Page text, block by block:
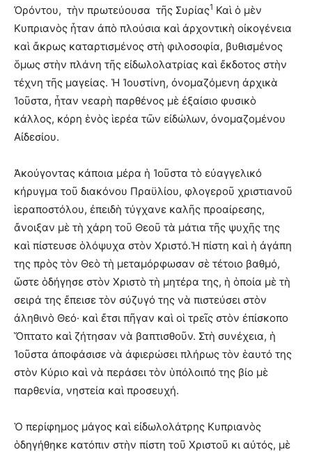
Ὀρόντου, τὴν πρωτεύουσα τῆς Συρίας1 Καὶ ὁ μὲν
Κυπριανὸς ἦταν ἀπὸ πλούσια καὶ ἀρχοντικὴ οἰκογένεια
καὶ ἄκρως καταρτισμένος στὴ φιλοσοφία, βυθισμένος
ὅμως στὴν πλάνη τῆς εἰδωλολατρίας καὶ ἔκδοτος στὴν
τέχνη τῆς μαγείας. Ἡ Ἰουστίνη, ὀνομαζόμενη ἀρχικὰ
Ἰοῦστα, ἦταν νεαρὴ παρθένος μὲ ἐξαίσιο φυσικὸ
κάλλος, κόρη ἑνὸς ἱερέα τῶν εἰδώλων, ὀνομαζομένου
Αἰδεσίου.
Ἀκούγοντας κάποια μέρα ἡ Ἰοῦστα τὸ εὐαγγελικό
κήρυγμα τοῦ διακόνου Πραϋλίου, φλογεροῦ χριστιανοῦ
ἱεραποστόλου, ἐπειδὴ τύγχανε καλῆς προαίρεσης,
ἄνοιξαν μὲ τὴ χάρη τοῦ Θεοῦ τὰ μάτια τῆς ψυχῆς της
καὶ πίστευσε ὁλόψυχα στὸν Χριστό.Ἡ πίστη καὶ ἡ ἀγάπη
της πρὸς τὸν Θεὸ τὴ μεταμόρφωσαν σὲ τέτοιο βαθμό,
ὥστε ὁδήγησε στὸν Χριστὸ τὴ μητέρα της, ἡ ὁποία μὲ τὴ
σειρά της ἔπεισε τὸν σύζυγό της νὰ πιστεύσει στὸν
ἀληθινὸ Θεό· καὶ ἔτσι πῆγαν καὶ οἱ τρεῖς στὸν ἐπίσκοπο
Ὅπτατο καὶ ζήτησαν νὰ βαπτισθοῦν. Στὴ συνέχεια, ἡ
Ἰοῦστα ἀποφάσισε νὰ ἀφιερώσει πλήρως τὸν ἑαυτό της
στὸν Κύριο καὶ νὰ περάσει τὸν ὑπόλοιπό της βίο μὲ
παρθενία, νηστεία καὶ προσευχή.
Ὁ περίφημος μάγος καὶ εἰδωλολάτρης Κυπριανὸς
ὁδηγήθηκε κατόπιν στὴν πίστη τοῦ Χριστοῦ κι αὐτός, μὲ